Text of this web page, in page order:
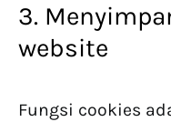
3.
website
Fungsi cookies